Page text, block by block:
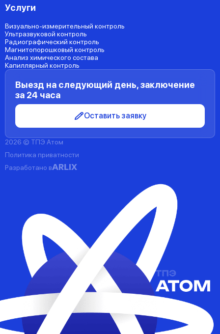
Услуги
Визуально-измерительный контроль
Ультразвуковой контроль
Радиографический контроль
Магнитопорошковый контроль
Анализ химического состава
Капиллярный контроль
Выезд на следующий день, заключение
за 24 часа
Оставить заявку
2026 © ТПЭ Атом
Политика приватности
Разработано в